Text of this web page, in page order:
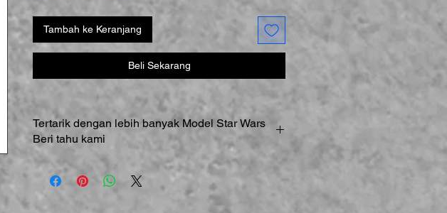
Tambah ke Keranjang
Beli Sekarang
Tertarik dengan lebih banyak Model Star Wars
Beri tahu kami